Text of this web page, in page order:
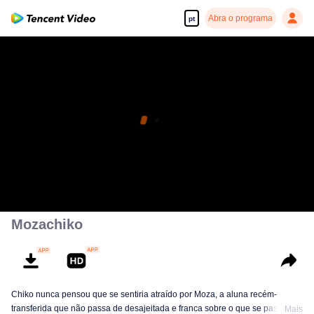
pt Abra o programa
Mozachiko
Chiko nunca pensou que se sentiria atraído por Moza, a aluna recém-
transferida que não passa de desajeitada e franca sobre o que se passa em
Mais